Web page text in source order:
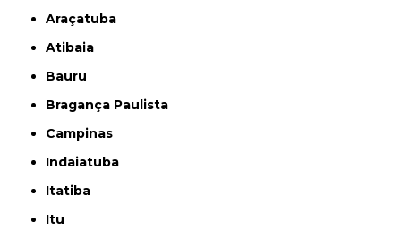
Araçatuba
Atibaia
Bauru
Bragança Paulista
Campinas
Indaiatuba
Itatiba
Itu